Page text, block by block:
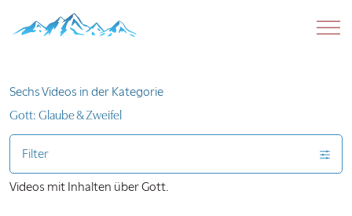
Sechs Videos in der Kategorie
Gott: Glaube & Zweifel
Filter
Videos mit Inhalten über Gott.